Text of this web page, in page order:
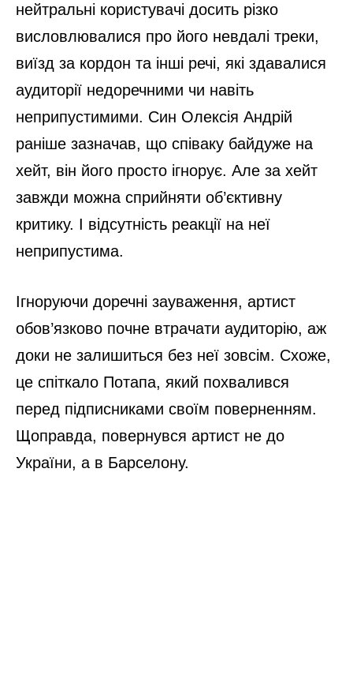
нейтральні користувачі досить різко
висловлювалися про його невдалі треки,
виїзд за кордон та інші речі, які здавалися
аудиторії недоречними чи навіть
неприпустимими. Син Олексія Андрій
раніше зазначав, що співаку байдуже на
хейт, він його просто ігнорує. Але за хейт
завжди можна сприйняти об’єктивну
критику. І відсутність реакції на неї
неприпустима.
Ігноруючи доречні зауваження, артист
обов’язково почне втрачати аудиторію, аж
доки не залишиться без неї зовсім. Схоже,
це спіткало Потапа, який похвалився
перед підписниками своїм поверненням.
Щоправда, повернувся артист не до
України, а в Барселону.